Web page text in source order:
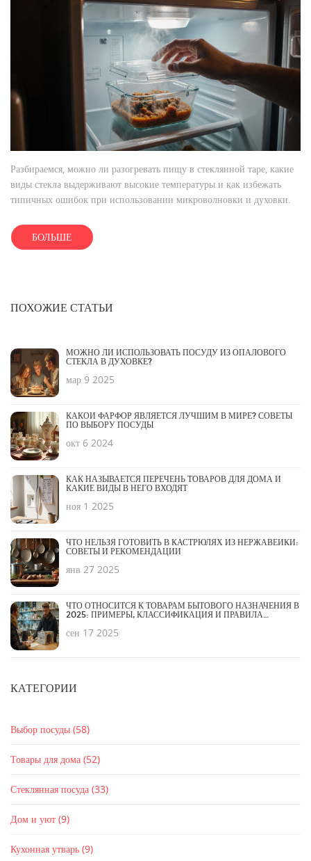
Разбираемся, можно ли разогревать пищу в стеклянной таре, какие
виды стекла выдерживают высокие температуры и как избежать
типичных ошибок при использовании микроволновки и духовки.
БОЛЬШЕ
ПОХОЖИЕ СТАТЬИ
МОЖНО ЛИ ИСПОЛЬЗОВАТЬ ПОСУДУ ИЗ ОПАЛОВОГО
СТЕКЛА В ДУХОВКЕ?
мар 9 2025
КАКОЙ ФАРФОР ЯВЛЯЕТСЯ ЛУЧШИМ В МИРЕ? СОВЕТЫ
ПО ВЫБОРУ ПОСУДЫ
окт 6 2024
КАК НАЗЫВАЕТСЯ ПЕРЕЧЕНЬ ТОВАРОВ ДЛЯ ДОМА И
КАКИЕ ВИДЫ В НЕГО ВХОДЯТ
ноя 1 2025
ЧТО НЕЛЬЗЯ ГОТОВИТЬ В КАСТРЮЛЯХ ИЗ НЕРЖАВЕЙКИ:
СОВЕТЫ И РЕКОМЕНДАЦИИ
янв 27 2025
ЧТО ОТНОСИТСЯ К ТОВАРАМ БЫТОВОГО НАЗНАЧЕНИЯ В
2025: ПРИМЕРЫ, КЛАССИФИКАЦИЯ И ПРАВИЛА
сен 17 2025
КАТЕГОРИИ
Выбор посуды (58)
Товары для дома (52)
Стеклянная посуда (33)
Дом и уют (9)
Кухонная утварь (9)